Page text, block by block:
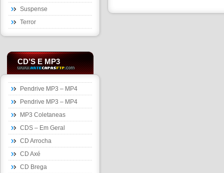
Suspense
Terror
CD’S E MP3
Pendrive MP3 – MP4
Pendrive MP3 – MP4
MP3 Coletaneas
CDS – Em Geral
CD Arrocha
CD Axé
CD Brega